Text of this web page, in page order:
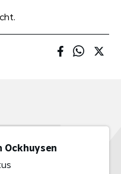
Ockhuysen